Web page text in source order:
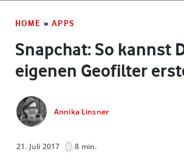
HOME » APPS
Snapchat: So kannst
eigenen Geofilter
Annika Linsner
21. Juli 2017 8 min.